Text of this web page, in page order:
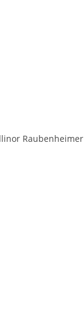
Raubenheimer